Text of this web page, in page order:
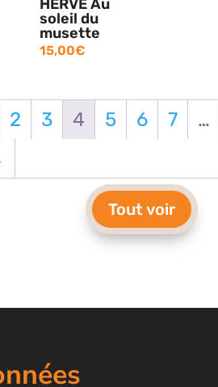
HERVE Au
soleil du
musette
15,00€
2 3 4 5 6 7 …
Tout voir